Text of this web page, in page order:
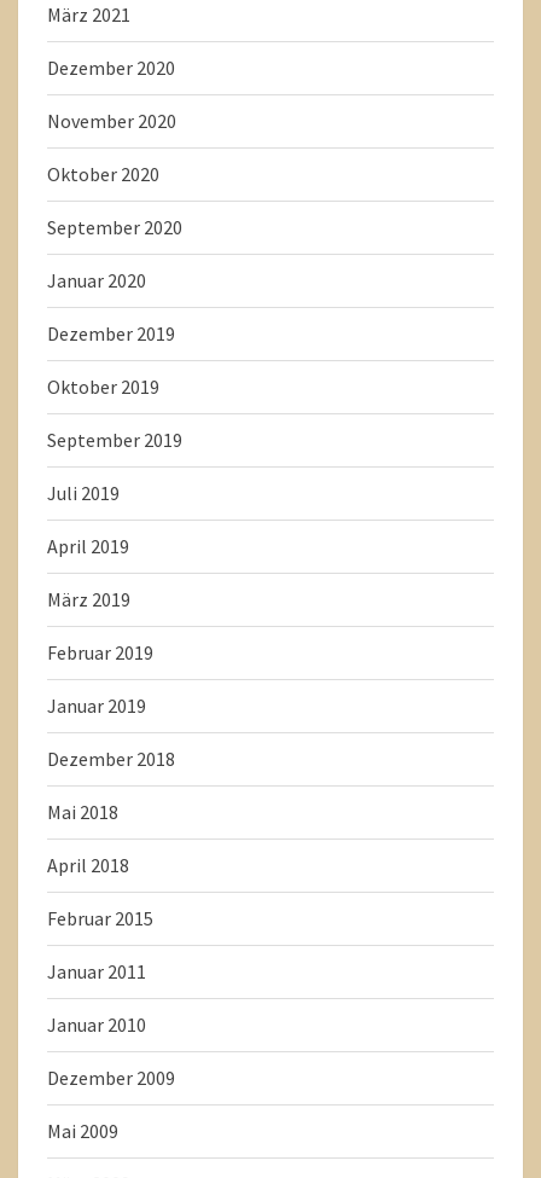
März 2021
Dezember 2020
November 2020
Oktober 2020
September 2020
Januar 2020
Dezember 2019
Oktober 2019
September 2019
Juli 2019
April 2019
März 2019
Februar 2019
Januar 2019
Dezember 2018
Mai 2018
April 2018
Februar 2015
Januar 2011
Januar 2010
Dezember 2009
Mai 2009